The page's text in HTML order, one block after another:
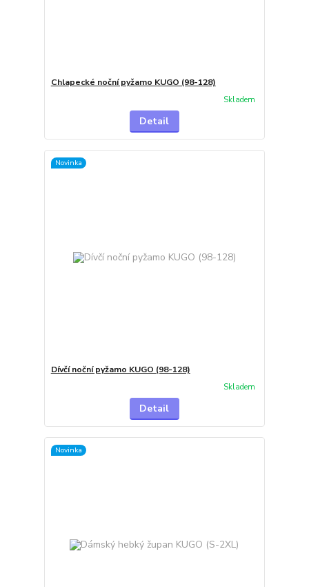
Chlapecké noční pyžamo KUGO (98-128)
Skladem
Detail
Novinka
Dívčí noční pyžamo KUGO (98-128)
Skladem
Detail
Novinka